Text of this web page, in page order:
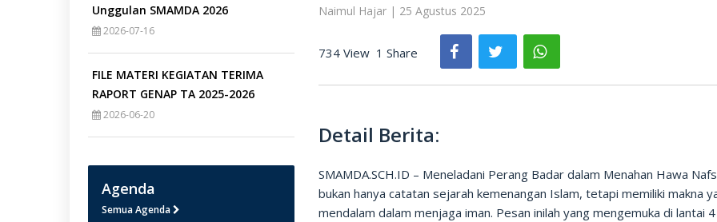
Unggulan SMAMDA 2026
2026-07-16
FILE MATERI KEGIATAN TERIMA
RAPORT GENAP TA 2025-2026
2026-06-20
Agenda
Semua Agenda
Naimul Hajar | 25 Agustus 2025
734 View 1 Share
Detail Berita:
SMAMDA.SCH.ID – Meneladani Perang Badar dalam Menahan Hawa
bukan hanya catatan sejarah kemenangan Islam, tetapi memiliki makna
mendalam dalam menjaga iman. Pesan inilah yang mengemuka di lantai 4